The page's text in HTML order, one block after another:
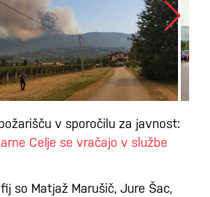
v sporočilu za javnost:
Celje se vračajo v službe
so Matjaž Marušič, Jure Šac,